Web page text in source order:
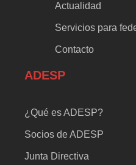
Actualidad
Servicios para
Contacto
ADESP
¿Qué es ADESP?
Socios de ADESP
Junta Directiva